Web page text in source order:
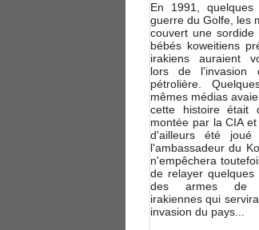
En 1991,
guerre du Golfe, les
couvert une sordide
bébés koweitiens
irakiens auraient
lors de l'invasion
pétrolière.
mêmes médias
cette histoire était
montée par la CIA
d'ailleurs été
l'ambassadeur du
n'empêchera
de relayer
des armes de
irakiennes qui
invasion du pays...